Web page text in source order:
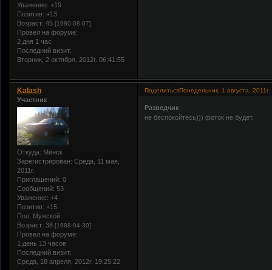
Уважение: +19
Позитив: +13
Возраст: 45 [1980-08-07]
Провел на форуме:
2 дня 1 час
Последний визит:
Вторник, 2 октября, 2012г. 06:41:55
ПоделитьсяПонедельник, 1 августа,
Kalash
Участник
Откуда: Минск
Зарегистрирован: Среда, 11 мая,
2011г.
Приглашений: 0
Сообщений: 53
Уважение: +4
Позитив: +15
Пол: Мужской
Возраст: 38 [1988-04-30]
Провел на форуме:
1 день 13 часов
Последний визит:
Среда, 18 апреля, 2012г. 19:25:22
Разведчик
не беспокойтесь))) фоток не будет.